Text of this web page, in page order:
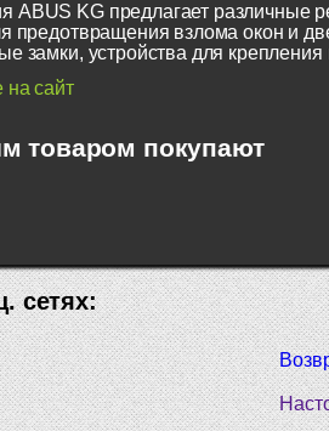
ABUS KG предлагает различные
предотвращения взлома окон и
замки, устройства для крепления
на сайт
товаром покупают
сетях: